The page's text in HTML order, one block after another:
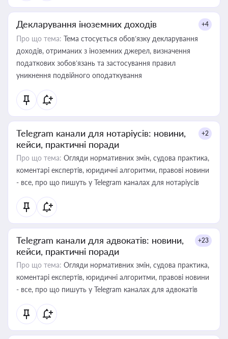
Декларування іноземних доходів +4
Про що тема: Тема стосується обов’язку декларування
доходів, отриманих з іноземних джерел, визначення
податкових зобов’язань та застосування правил
уникнення подвійного оподаткування
Telegram канали для нотаріусів: новини,
кейси, практичні поради
+2
Про що тема: Огляди нормативних змін, судова практика,
коментарі експертів, юридичні алгоритми, правові новини
- все, про що пишуть у Telegram каналах для нотаріусів
Telegram канали для адвокатів: новини,
кейси, практичні поради
+23
Про що тема: Огляди нормативних змін, судова практика,
коментарі експертів, юридичні алгоритми, правові новини
- все, про що пишуть у Telegram каналах для адвокатів